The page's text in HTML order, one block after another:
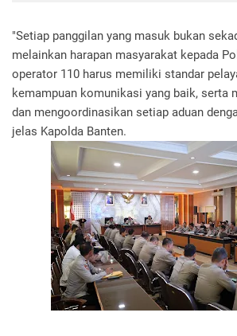
"Setiap panggilan yang masuk bukan
melainkan harapan masyarakat kepada
operator 110 harus memiliki standar
kemampuan komunikasi yang baik, serta
dan mengoordinasikan setiap aduan
jelas Kapolda Banten.